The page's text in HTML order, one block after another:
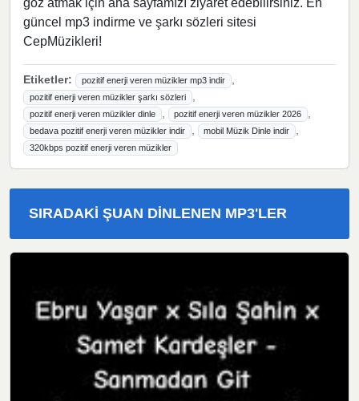
göz atmak için ana sayfamızı ziyaret edebilirsiniz. En
güncel mp3 indirme ve şarkı sözleri sitesi
CepMüzikleri!
Etiketler: pozitif enerji veren müzikler mp3 indir ,
pozitif enerji veren müzikler şarkı sözleri ,
pozitif enerji veren müzikler dinle , pozitif enerji veren müzikler 2026 ,
bedava pozitif enerji veren müzikler indir , mobil Müzik Dinle indir ,
320kbps pozitif enerji veren müzikler
SIRADAKI ŞUAN DINLENEN MP3'LER